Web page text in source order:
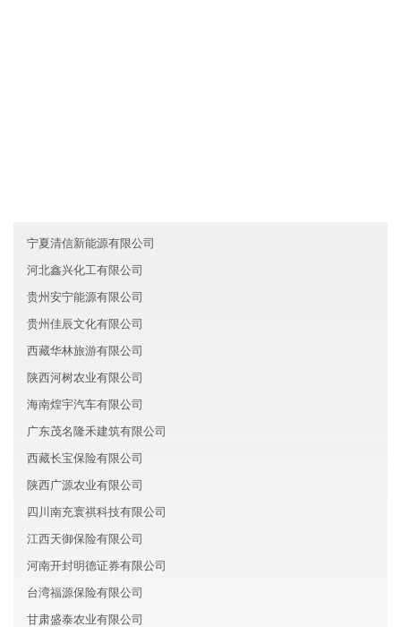
宁夏清信新能源有限公司
河北鑫兴化工有限公司
贵州安宁能源有限公司
贵州佳辰文化有限公司
西藏华林旅游有限公司
陕西河树农业有限公司
海南煌宇汽车有限公司
广东茂名隆禾建筑有限公司
西藏长宝保险有限公司
陕西广源农业有限公司
四川南充寰祺科技有限公司
江西天御保险有限公司
河南开封明德证券有限公司
台湾福源保险有限公司
甘肃盛泰农业有限公司